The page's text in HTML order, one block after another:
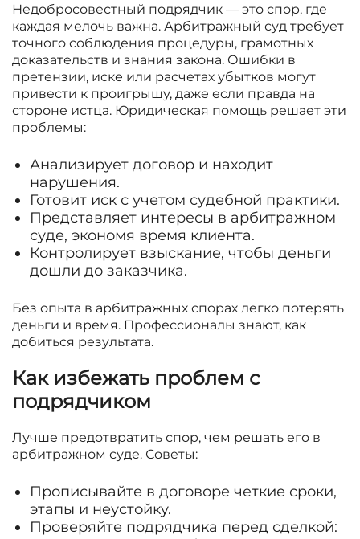
Недобросовестный подрядчик — это спор, где
каждая мелочь важна. Арбитражный суд требует
точного соблюдения процедуры, грамотных
доказательств и знания закона. Ошибки в
претензии, иске или расчетах убытков могут
привести к проигрышу, даже если правда на
стороне истца. Юридическая помощь решает эти
проблемы:
Анализирует договор и находит
нарушения.
Готовит иск с учетом судебной практики.
Представляет интересы в арбитражном
суде, экономя время клиента.
Контролирует взыскание, чтобы деньги
дошли до заказчика.
Без опыта в арбитражных спорах легко потерять
деньги и время. Профессионалы знают, как
добиться результата.
Как избежать проблем с
подрядчиком
Лучше предотвратить спор, чем решать его в
арбитражном суде. Советы:
Прописывайте в договоре четкие сроки,
этапы и неустойку.
Проверяйте подрядчика перед сделкой: